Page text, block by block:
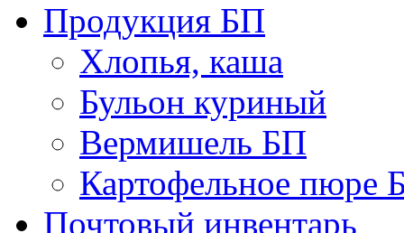
Продукция БП
Хлопья, каша
Бульон куриный
Вермишель БП
Картофельное пюре
Почтовый инвентарь